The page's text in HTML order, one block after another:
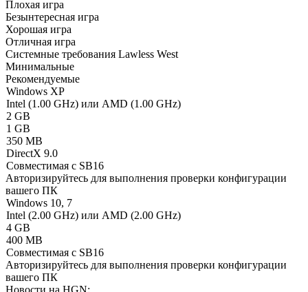
Плохая игра
Безынтересная игра
Хорошая игра
Отличная игра
Системные требования Lawless West
Минимальные
Рекомендуемые
Windows XP
Intel (1.00 GHz) или AMD (1.00 GHz)
2 GB
1 GB
350 MB
DirectX 9.0
Совместимая с SB16
Авторизируйтесь для выполнения проверки конфигурации
вашего ПК
Windows 10, 7
Intel (2.00 GHz) или AMD (2.00 GHz)
4 GB
400 MB
Совместимая с SB16
Авторизируйтесь для выполнения проверки конфигурации
вашего ПК
Новости на HGN: